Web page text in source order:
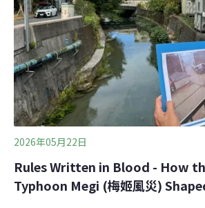
防災組林益生組長，以及國立台灣大
授，從預警、應變、檢討三個面向，
的應變系統。「年總雨量」沒變，變
「我們並沒有看到『年總降雨量』明
的變異增大了。」游景雲教授指出，近
2026年05月22日
Rules Written in Blood - How
Typhoon Megi (梅姬風災)